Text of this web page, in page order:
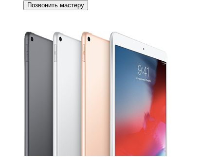
Позвонить мастеру